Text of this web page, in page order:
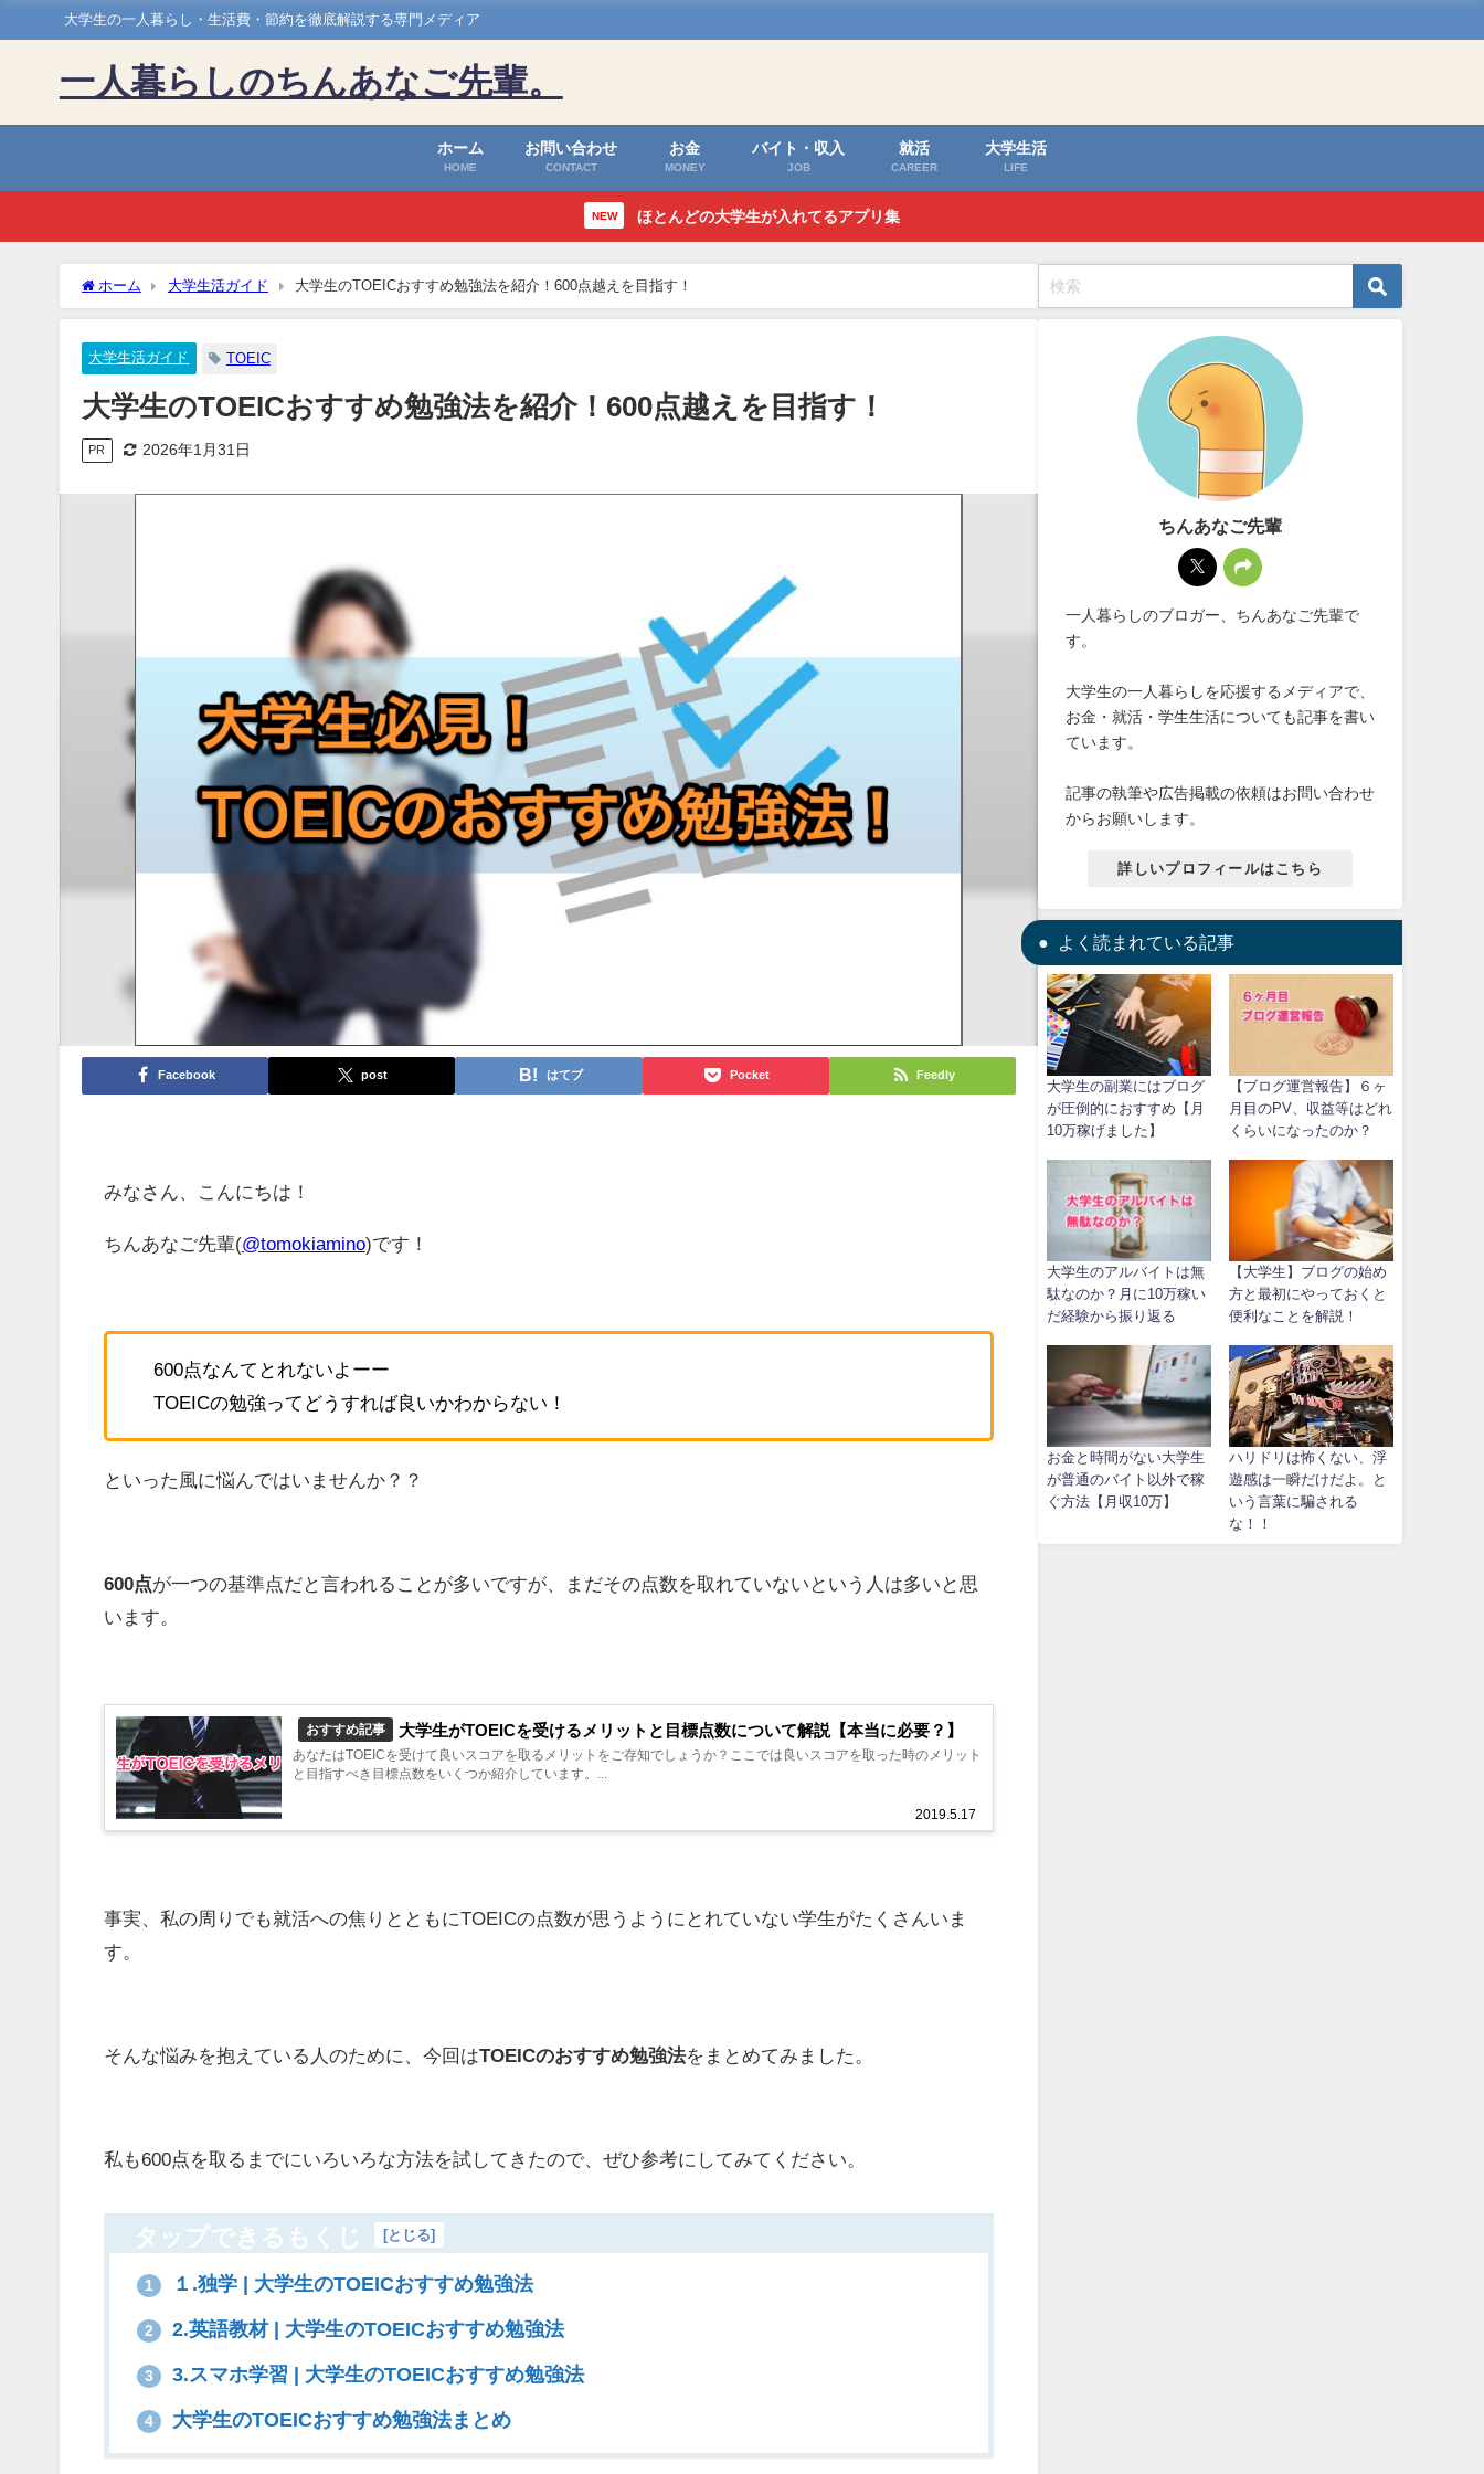
大学生の一人暮らし・生活費・節約を徹底解説する専門メディア
一人暮らしのちんあなご先輩。
ホーム
HOME
お問い合わせ
CONTACT
お金
MONEY
バイト・収入
JOB
就活
CAREER
大学生活
LIFE
NEW ほとんどの大学生が入れてるアプリ集
ホーム 大学生活ガイド 大学生のTOEICおすすめ勉強法を紹介！600点越えを目指す！
大学生活ガイド TOEIC
大学生のTOEICおすすめ勉強法を紹介！600点越えを目指す！
PR 2026年1月31日
Facebook post はてブ Pocket Feedly
みなさん、こんにちは！
ちんあなご先輩(@tomokiamino)です！
600点なんてとれないよーー
TOEICの勉強ってどうすれば良いかわからない！
といった風に悩んではいませんか？？
600点が一つの基準点だと言われることが多いですが、まだその点数を取れていないという人は多いと思
います。
おすすめ記事 大学生がTOEICを受けるメリットと目標点数について解説【本当に必要？】
2019.5.17
あなたはTOEICを受けて良いスコアを取るメリットをご存知でしょうか？ここでは良いスコアを取った時のメリット
と目指すべき目標点数をいくつか紹介しています。...
事実、私の周りでも就活への焦りとともにTOEICの点数が思うようにとれていない学生がたくさんいま
す。
そんな悩みを抱えている人のために、今回はTOEICのおすすめ勉強法をまとめてみました。
私も600点を取るまでにいろいろな方法を試してきたので、ぜひ参考にしてみてください。
タップできるもくじ [とじる]
1 １.独学 | 大学生のTOEICおすすめ勉強法
2 2.英語教材 | 大学生のTOEICおすすめ勉強法
3 3.スマホ学習 | 大学生のTOEICおすすめ勉強法
4 大学生のTOEICおすすめ勉強法まとめ
ちんあなご先輩
一人暮らしのブロガー、ちんあなご先輩で
す。
大学生の一人暮らしを応援するメディアで、
お金・就活・学生生活についても記事を書い
ています。
記事の執筆や広告掲載の依頼はお問い合わせ
からお願いします。
詳しいプロフィールはこちら
よく読まれている記事
大学生の副業にはブログ
が圧倒的におすすめ【月
10万稼げました】
【ブログ運営報告】６ヶ
月目のPV、収益等はどれ
くらいになったのか？
大学生のアルバイトは無
駄なのか？月に10万稼い
だ経験から振り返る
【大学生】ブログの始め
方と最初にやっておくと
便利なことを解説！
お金と時間がない大学生
が普通のバイト以外で稼
ぐ方法【月収10万】
ハリドリは怖くない、浮
遊感は一瞬だけだよ。と
いう言葉に騙される
な！！